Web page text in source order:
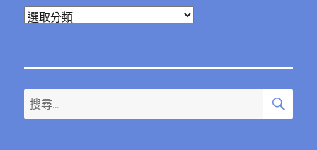
分
搜
尋
搜